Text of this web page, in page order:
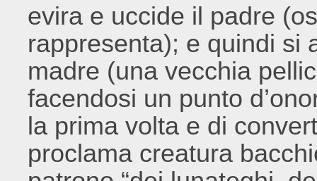
evira e uccide il padre
rappresenta); e quindi si
madre (una vecchia
facendosi un punto
la prima volta e di
proclama creatura